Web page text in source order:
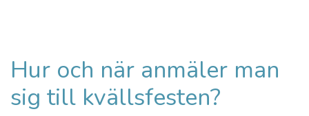
Hur och när anmäler man
sig till kvällsfesten?